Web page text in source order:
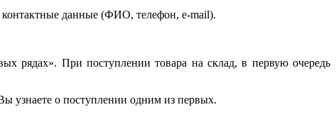
контактные данные (ФИО, телефон, e-mail).
рядах». При поступлении товара на склад, в первую очередь
узнаете о поступлении одним из первых.